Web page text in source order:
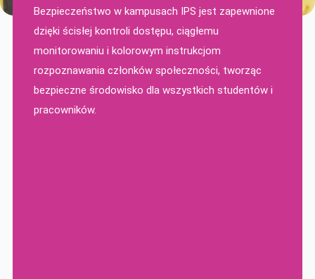
Bezpieczeństwo w kampusach IPS jest zapewnione
dzięki ścisłej kontroli dostępu, ciągłemu
monitorowaniu i kolorowym instrukcjom
rozpoznawania członków społeczności, tworząc
bezpieczne środowisko dla wszystkich studentów i
pracowników.